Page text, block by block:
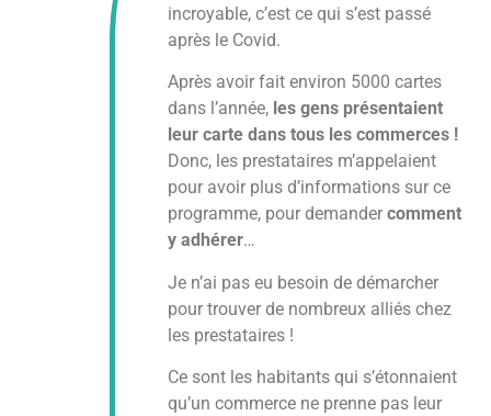
incroyable, c’est ce qui s’est passé
après le Covid.
Après avoir fait environ 5000 cartes
dans l’année, les gens présentaient
leur carte dans tous les commerces !
Donc, les prestataires m’appelaient
pour avoir plus d’informations sur ce
programme, pour demander comment
y adhérer…
Je n’ai pas eu besoin de démarcher
pour trouver de nombreux alliés chez
les prestataires !
Ce sont les habitants qui s’étonnaient
qu’un commerce ne prenne pas leur